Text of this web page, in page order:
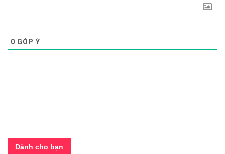
0 GÓP Ý
Dành cho bạn